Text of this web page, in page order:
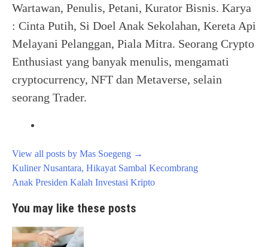
Wartawan, Penulis, Petani, Kurator Bisnis. Karya
: Cinta Putih, Si Doel Anak Sekolahan, Kereta Api
Melayani Pelanggan, Piala Mitra. Seorang Crypto
Enthusiast yang banyak menulis, mengamati
cryptocurrency, NFT dan Metaverse, selain
seorang Trader.
View all posts by Mas Soegeng →
Post
navigation
Kuliner Nusantara, Hikayat Sambal Kecombrang
Anak Presiden Kalah Investasi Kripto
You may like these posts